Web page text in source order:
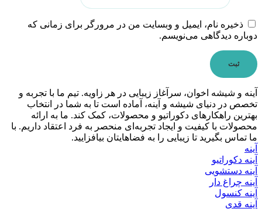
ذخیره نام، ایمیل و وبسایت من در مرورگر برای زمانی که
دوباره دیدگاهی می‌نویسم.
آینه و شیشه اخوان، سرآغاز زیبایی در هر زاویه. تیم ما با تجربه و
تخصص در دنیای شیشه و آینه، آماده است تا به شما در انتخاب
بهترین راهکارهای دکوراتیو و محصولات، کمک کند. ما به ارائه
محصولات با کیفیت و ایجاد تجربه‌ای منحصر به فرد اعتقاد داریم. با
ما تماس بگیرید تا زیبایی را به فضاهایتان بیافزایید.
آینه
آینه دکوراتیو
آینه دستشویی
آینه چراغ دار
آینه کنسول
آینه قدی